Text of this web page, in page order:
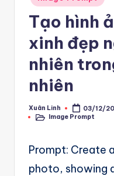
m
ti
in
Tạo hình
xinh đẹp
nhiên
nhiên
Posted
by
Xuân Linh 03/12/
PostedImage Prompt
Prompt: Create
photo, showing